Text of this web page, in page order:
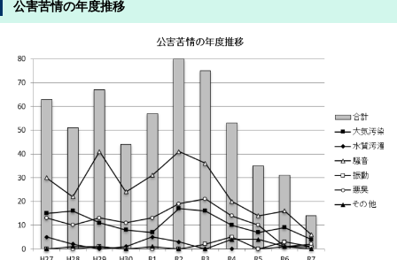
公害苦情の年度推移